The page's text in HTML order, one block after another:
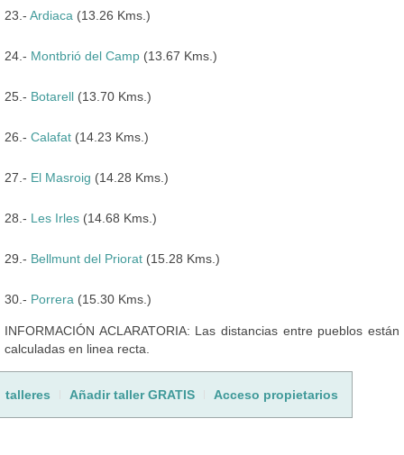
23.- Ardiaca (13.26 Kms.)
24.- Montbrió del Camp (13.67 Kms.)
25.- Botarell (13.70 Kms.)
26.- Calafat (14.23 Kms.)
27.- El Masroig (14.28 Kms.)
28.- Les Irles (14.68 Kms.)
29.- Bellmunt del Priorat (15.28 Kms.)
30.- Porrera (15.30 Kms.)
INFORMACIÓN ACLARATORIA: Las distancias entre pueblos están
calculadas en linea recta.
talleres Añadir taller GRATIS Acceso propietarios